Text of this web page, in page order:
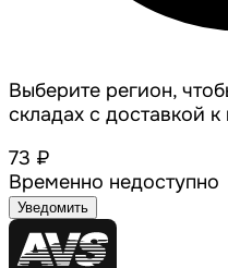
Выберите регион,
складах с доставкой к
73 ₽
Временно недоступно
Уведомить